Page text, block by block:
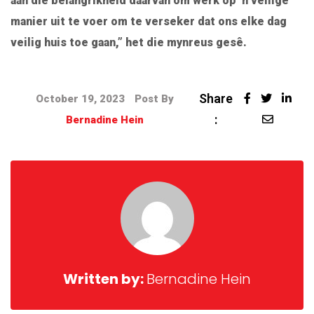
manier uit te voer om te verseker dat ons elke dag
veilig huis toe gaan,” het die mynreus gesê.
October 19, 2023
Post By
Bernadine Hein
Share
:
Written by:Bernadine Hein